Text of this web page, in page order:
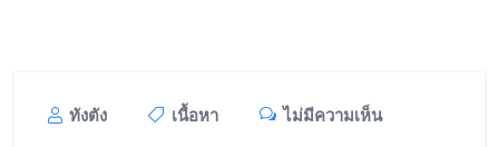
ทังตัง เนื้อหา ไม่มีความเห็น